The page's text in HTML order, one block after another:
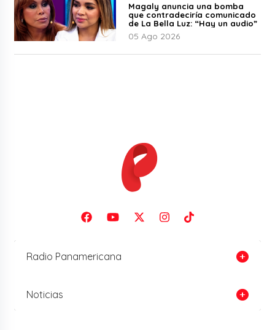
Magaly anuncia una bomba
que contradeciría comunicado
de La Bella Luz: “Hay un audio”
05 Ago 2026
Radio Panamericana
Noticias